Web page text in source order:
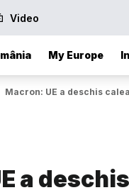
Video
My Europe
Macron: UE a deschis
a